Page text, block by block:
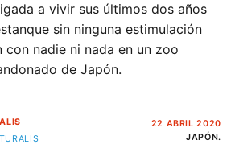
a vivir sus últimos dos años
sin ninguna estimulación
con nadie ni nada en un zoo
de Japón.
22 ABRIL 2020
JAPÓN.